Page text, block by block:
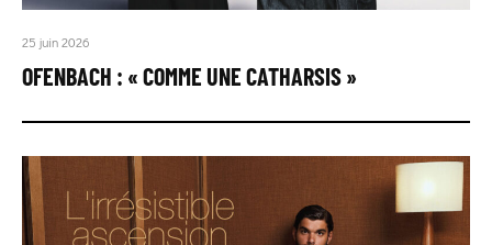
25 juin 2026
OFENBACH : « COMME UNE CATHARSIS »